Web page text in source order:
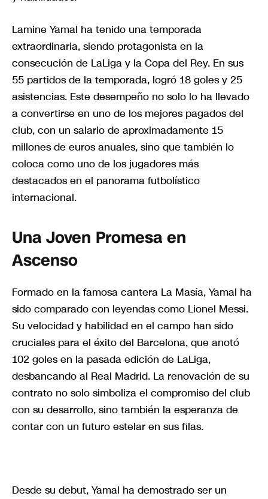
Lamine Yamal ha tenido una temporada
extraordinaria, siendo protagonista en la
consecución de LaLiga y la Copa del Rey. En sus
55 partidos de la temporada, logró 18 goles y 25
asistencias. Este desempeño no solo lo ha llevado
a convertirse en uno de los mejores pagados del
club, con un salario de aproximadamente 15
millones de euros anuales, sino que también lo
coloca como uno de los jugadores más
destacados en el panorama futbolístico
internacional.
Una Joven Promesa en
Ascenso
Formado en la famosa cantera La Masía, Yamal ha
sido comparado con leyendas como Lionel Messi.
Su velocidad y habilidad en el campo han sido
cruciales para el éxito del Barcelona, que anotó
102 goles en la pasada edición de LaLiga,
desbancando al Real Madrid. La renovación de su
contrato no solo simboliza el compromiso del club
con su desarrollo, sino también la esperanza de
contar con un futuro estelar en sus filas.
Desde su debut, Yamal ha demostrado ser un